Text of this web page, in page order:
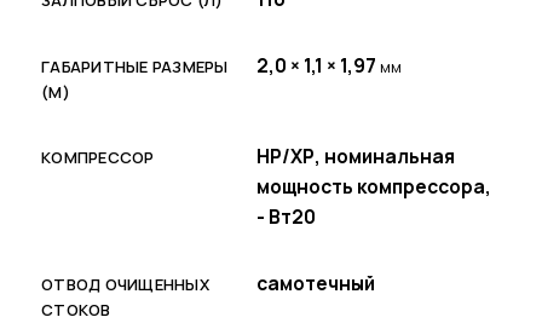
ГАБАРИТНЫЕ РАЗМЕРЫ
(М)
2,0 × 1,1 × 1,97 мм
КОМПРЕССОР
НР/ХР, номинальная
мощность компрессора,
- Вт20
ОТВОД ОЧИЩЕННЫХ
СТОКОВ
самотечный